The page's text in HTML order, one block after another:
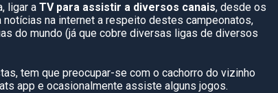
ligar a TV para assistir a diversos canais, desde os
na internet a respeito destes campeonatos,
do mundo (já que cobre diversas ligas de diversos
tem que preocupar-se com o cachorro do vizinho
app e ocasionalmente assiste alguns jogos.